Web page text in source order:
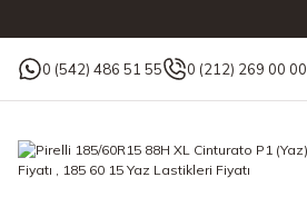
0 (542) 486 51 55 0 (212) 269 00 00